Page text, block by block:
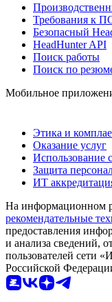
Требования к
Безопасный
HeadHunter API
Поиск работы
Поиск по
Мобильное
Этика и
Оказание услуг
Использование
Защита
ИТ
На информационном
рекомендательные
предоставления
и анализа сведений,
пользователей сети
Российской